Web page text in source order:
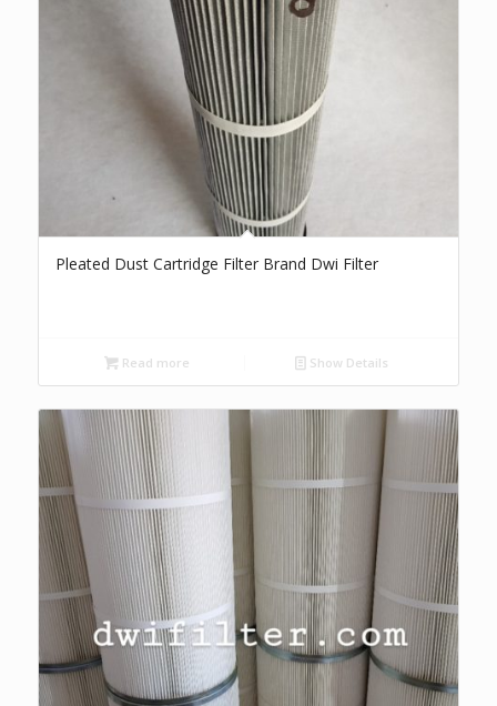
Pleated Dust Cartridge Filter Brand Dwi Filter
Read more Show Details